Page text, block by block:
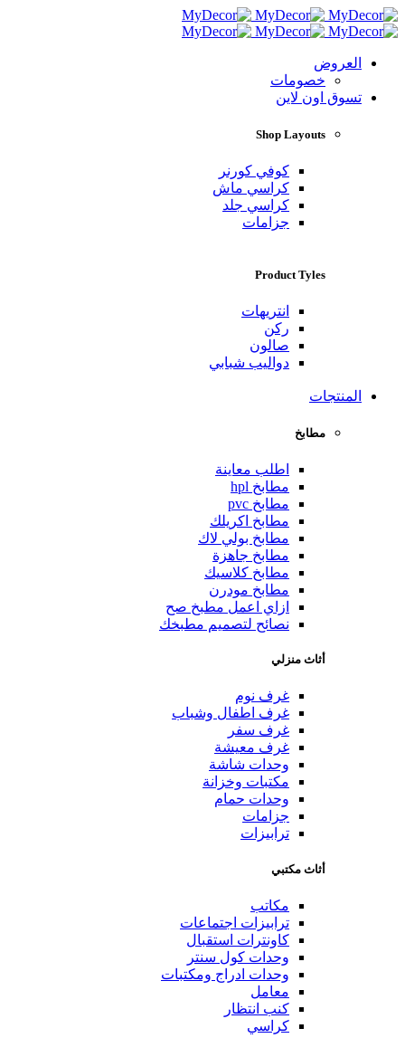
العروض
خصومات
تسوق اون لاين
Shop Layouts
كوفي كورنر
كراسي ماش
كراسي جلد
جزامات
Product Tyles
انتريهات
ركن
صالون
دواليب شبابي
المنتجات
مطابخ
اطلب معاينة
مطابخ hpl
مطابخ pvc
مطابخ اكريلك
مطابخ بولي لاك
مطابخ جاهزة
مطابخ كلاسيك
مطابخ مودرن
ازاي اعمل مطبخ صح
نصائح لتصميم مطبخك
أثاث منزلي
غرف نوم
غرف اطفال وشباب
غرف سفر
غرف معيشة
وحدات شاشة
مكتبات وخزانة
وحدات حمام
جزامات
ترابيزات
أثاث مكتبي
مكاتب
ترابيزات اجتماعات
كاونترات استقبال
وحدات كول سنتر
وحدات ادراج ومكتبات
معامل
كنب انتظار
كراسي